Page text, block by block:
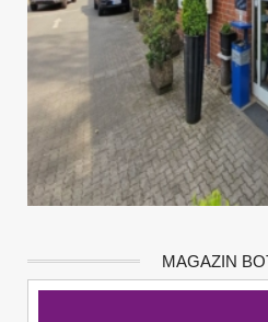
MAGAZIN